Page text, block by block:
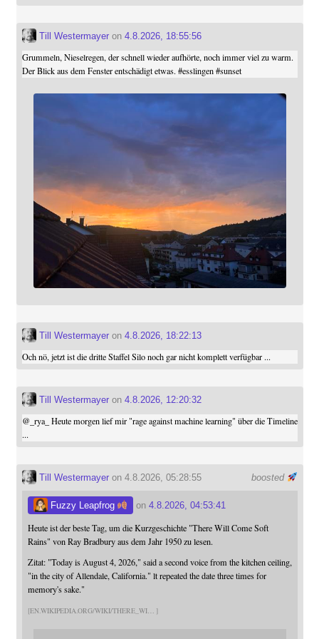
Till Westermayeron 4.8.2026, 18:55:56
Grummeln, Nieselregen, der schnell wieder aufhörte, noch immer viel zu warm.
Der Blick aus dem Fenster entschädigt etwas. #esslingen #sunset
Till Westermayeron 4.8.2026, 18:22:13
Och nö, jetzt ist die dritte Staffel Silo noch gar nicht komplett verfügbar ...
Till Westermayeron 4.8.2026, 12:20:32
@ _rya_ Heute morgen lief mir "rage against machine learning" über die Timeline
...
boosted
Till Westermayeron 4.8.2026, 05:28:55
Fuzzy Leapfrog on4.8.2026, 04:53:41
Heute ist der beste Tag, um die Kurzgeschichte "There Will Come Soft
Rains" von Ray Bradbury aus dem Jahr 1950 zu lesen.
Zitat: "Today is August 4, 2026," said a second voice from the kitchen ceiling,
"in the city of Allendale, California." lt repeated the date three times for
memory's sake."
EN.WIKIPEDIA.ORG/WIKI/THERE_WI